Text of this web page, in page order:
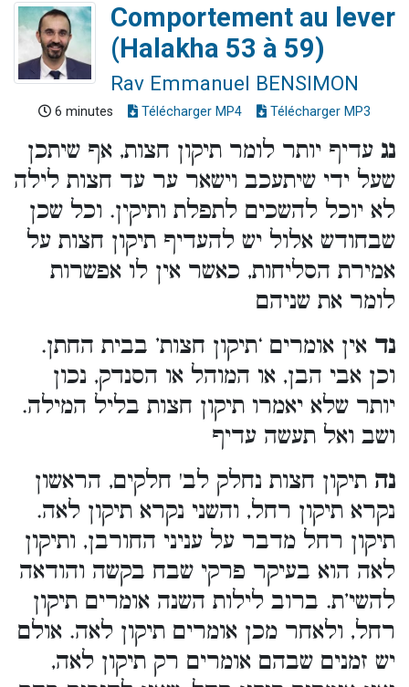
Comportement au lever
(Halakha 53 à 59)
Rav Emmanuel BENSIMON
6 minutes Télécharger MP4 Télécharger MP3
נג עדיף יותר לומר תיקון חצות, אף שיתכן
שעל ידי שיתעכב וישאר ער עד חצות לילה
לא יוכל להשכים לתפלת ותיקין. וכל שכן
שבחודש אלול יש להעדיף תיקון חצות על
אמירת הסליחות, כאשר אין לו אפשרות
לומר את שניהם
נד אין אומרים ‘תיקון חצות’ בבית החתן.
וכן אבי הבן, או המוהל או הסנדק, נכון
יותר שלא יאמרו תיקון חצות בליל המילה.
ושב ואל תעשה עדיף
נה תיקון חצות נחלק לב' חלקים, הראשון
נקרא תיקון רחל, והשני נקרא תיקון לאה.
תיקון רחל מדבר על עניני החורבן, ותיקון
לאה הוא בעיקר פרקי שבח בקשה והודאה
להשי’ת. ברוב לילות השנה אומרים תיקון
רחל, ולאחר מכן אומרים תיקון לאה. אולם
יש זמנים שבהם אומרים רק תיקון לאה,